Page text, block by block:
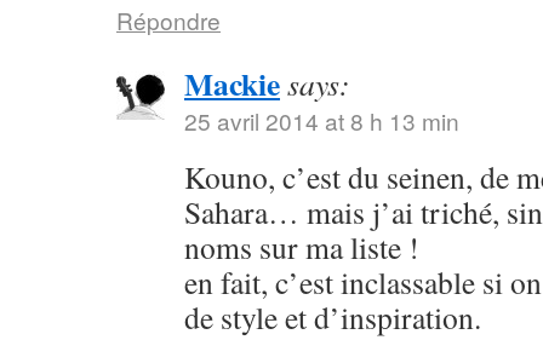
Répondre
Mackiesays:
25 avril 2014 at 8 h 13 min
Kouno, c’est du seinen, de
Sahara… mais j’ai triché,
noms sur ma liste !
en fait, c’est inclassable si
de style et d’inspiration.